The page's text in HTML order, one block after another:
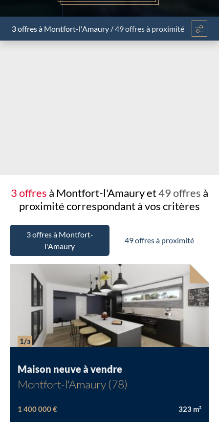
3 offresà Montfort-l'Amaury /49 offres à proximité
3 offres à Montfort-l'Amaury et49 offres à
proximitécorrespondant à vos critères
3 offres à Montfort-
l'Amaury
49 offres à proximité
1/3
Maison neuve à vendre
Montfort-l'Amaury (78)
1 400 000 € 323 m²